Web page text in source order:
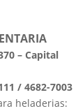
– Capital
/ 4682-7003
heladerias: